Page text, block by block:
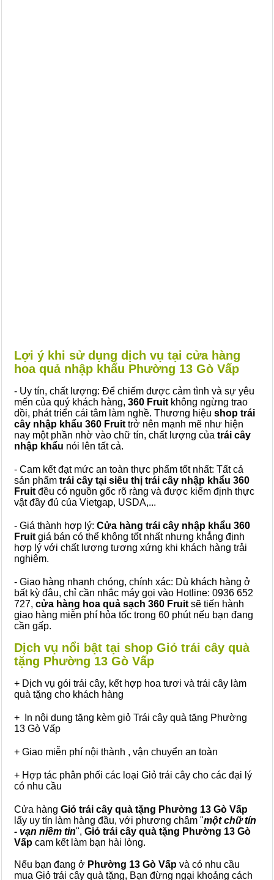
Lợi ý khi sử dụng dịch vụ tại cửa hàng
hoa quả nhập khẩu Phường 13 Gò Vấp
- Uy tín, chất lượng: Để chiếm được cảm tình và sự yêu
mến của quý khách hàng, 360 Fruit không ngừng trao
dồi, phát triển cái tâm làm nghề. Thương hiệu shop trái
cây nhập khẩu 360 Fruit trở nên mạnh mẽ như hiện
nay một phần nhờ vào chữ tín, chất lượng của trái cây
nhập khẩu nói lên tất cả.
- Cam kết đạt mức an toàn thực phẩm tốt nhất: Tất cả
sản phẩm trái cây tại siêu thị trái cây nhập khẩu 360
Fruit đều có nguồn gốc rõ ràng và được kiểm định thực
vật đầy đủ của Vietgap, USDA,...
- Giá thành hợp lý: Cửa hàng trái cây nhập khẩu 360
Fruit giá bán có thể không tốt nhất nhưng khẳng định
hợp lý với chất lượng tương xứng khi khách hàng trải
nghiệm.
- Giao hàng nhanh chóng, chính xác: Dù khách hàng ở
bất kỳ đâu, chỉ cần nhắc máy gọi vào Hotline: 0936 652
727, cửa hàng hoa quả sạch 360 Fruit sẽ tiến hành
giao hàng miễn phí hỏa tốc trong 60 phút nếu bạn đang
cần gấp.
Dịch vụ nổi bật tại shop Giỏ trái cây quà
tặng Phường 13 Gò Vấp
+ Dịch vụ gói trái cây, kết hợp hoa tươi và trái cây làm
quà tặng cho khách hàng
+ In nội dung tặng kèm giỏ Trái cây quà tặng Phường
13 Gò Vấp
+ Giao miễn phí nội thành , vận chuyển an toàn
+ Hợp tác phân phối các loại Giỏ trái cây cho các đại lý
có nhu cầu
Cửa hàng Giỏ trái cây quà tặng Phường 13 Gò Vấp
lấy uy tín làm hàng đầu, với phương châm "một chữ tín
- vạn niềm tin", Giỏ trái cây quà tặng Phường 13 Gò
Vấp cam kết làm bạn hài lòng.
Nếu bạn đang ở Phường 13 Gò Vấp và có nhu cầu
mua Giỏ trái cây quà tặng, Bạn đừng ngại khoảng cách